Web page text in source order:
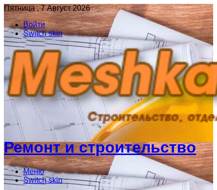
Пятница , 7 Август 2026
Войти
Switch skin
Ремонт и строительство
Меню
Switch skin